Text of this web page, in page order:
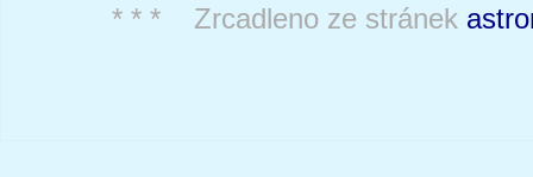
* * * Zrcadleno ze stránek